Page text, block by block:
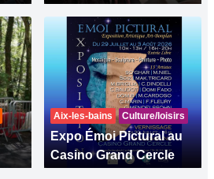
Aix-les-bains Culture/loisirs
Expo Émoi Pictural au
Casino Grand Cercle